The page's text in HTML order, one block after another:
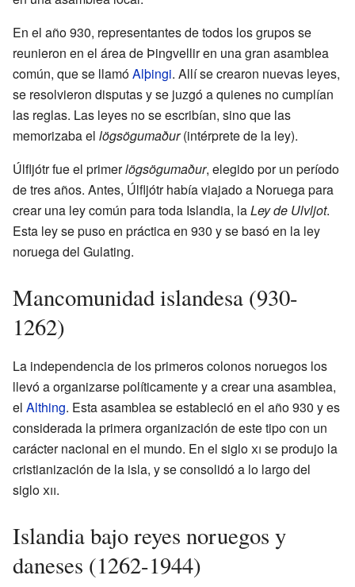
En el año 930, representantes de todos los grupos se
reunieron en el área de Þingvellir en una gran asamblea
común, que se llamóAlþingi. Allí se crearon nuevas leyes,
se resolvieron disputas y se juzgó a quienes no cumplían
las reglas. Las leyes no se escribían, sino que las
memorizaba el lögsögumaður(intérprete de la ley).
Úlfljótr fue el primerlögsögumaður, elegido por un período
de tres años. Antes, Úlfljótr había viajado a Noruega para
crear una ley común para toda Islandia, laLey de Ulvljot.
Esta ley se puso en práctica en 930 y se basó en la ley
noruega del Gulating.
Mancomunidad islandesa (930-
1262)
La independencia de los primeros colonos noruegos los
llevó a organizarse políticamente y a crear una asamblea,
el Althing. Esta asamblea se estableció en el año 930 y es
considerada la primera organización de este tipo con un
carácter nacional en el mundo. En el sigloxi se produjo la
cristianización de la isla, y se consolidó a lo largo del
sigloxii.
Islandia bajo reyes noruegos y
daneses (1262-1944)